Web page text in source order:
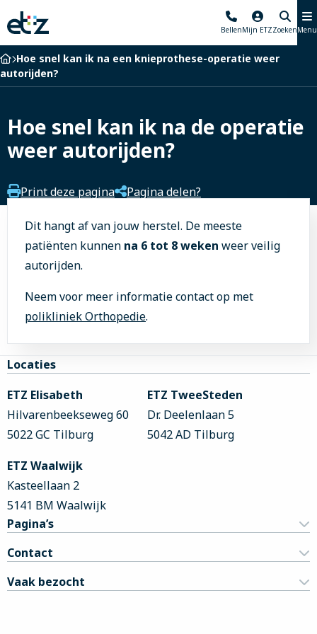
Elisabeth-
TweeSteden
Ziekenhuis
BellenMijn ETZZoekenMenu
Home
Hoe snel kan ik na een knieprothese-operatie weer
autorijden?
Hoe snel kan ik na de operatie
weer autorijden?
Print deze pagina Pagina delen?
Dit hangt af van jouw herstel. De meeste
patiënten kunnen na 6 tot 8 weken weer veilig
autorijden.
Neem voor meer informatie contact op met
polikliniek Orthopedie.
Site
footer
Locaties
ETZ Elisabeth
Hilvarenbeekseweg 60
5022 GC Tilburg
ETZ TweeSteden
Dr. Deelenlaan 5
5042 AD Tilburg
ETZ Waalwijk
Kasteellaan 2
5141 BM Waalwijk
Pagina’s
Contact
Vaak bezocht